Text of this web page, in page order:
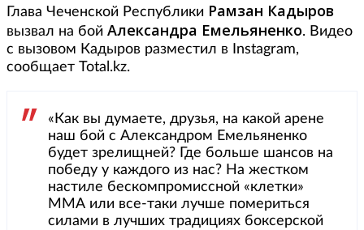
Глава Чеченской Республики Рамзан Кадыров
вызвал на бой Александра Емельяненко. Видео
с вызовом Кадыров разместил в Instagram,
сообщает Total.kz.
«Как вы думаете, друзья, на какой арене
наш бой с Александром Емельяненко
будет зрелищней? Где больше шансов на
победу у каждого из нас? На жестком
настиле бескомпромиссной «клетки»
ММА или все-таки лучше помериться
силами в лучших традициях боксерской